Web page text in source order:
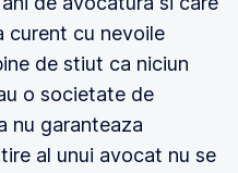
curent cu nevoile
de stiut ca niciun
o societate de
nu garanteaza
al unui avocat nu se